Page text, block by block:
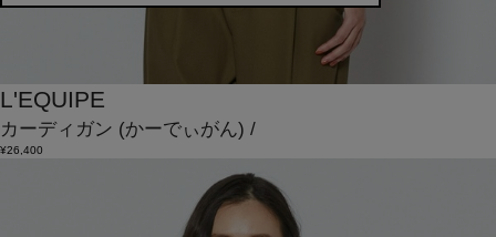
L'EQUIPE
カーディガン (かーでぃがん) /
¥26,400